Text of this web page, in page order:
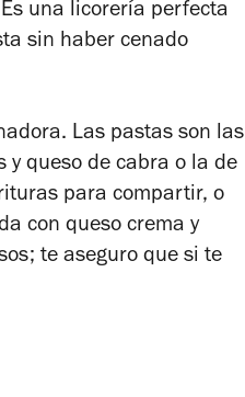
una licorería perfecta
sin haber cenado
Las pastas son las
y queso de cabra o la de
para compartir, o
con queso crema y
te aseguro que si te